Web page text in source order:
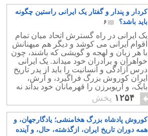
کردار و پندار و گفتار یک ایرانی راستین چگونه
باید باشد؟
۶
یک ایرانی در راه گسترش اتحاد میان تمام
اقوام ایرانی می کوشد و دیگر هم میهنانش
با هر زبان و لهجه و گویشی که باشند، چون
خواهران و برادران خود میداند. یک ایرانی
درس آزادگی و انسانیت را باید از پدر تاریخ
ایران کوروش بزرگ فراگیرد، و آرش،
بابک، و آریوبرزن را قهرمانان خود بداند نه
حس، حسین، علی، و فاطمه.
۱۲۵۴ پخش
کوروش پادشاه بزرگ هخامنشی؛ یادگارجهان، و
همه دوران تاریخ ایران، ازگذشته، حال، و آینده